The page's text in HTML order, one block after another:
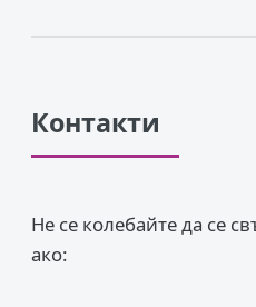
Контакти
Не се колебайте да се
ако: